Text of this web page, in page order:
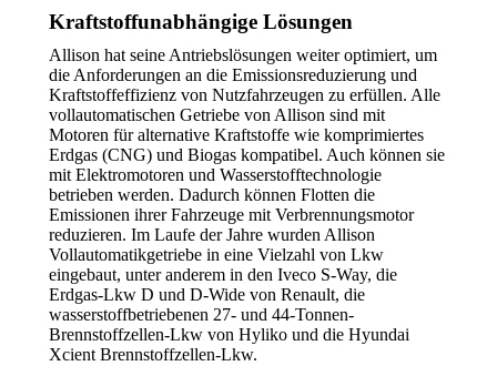
Kraftstoffunabhängige Lösungen
Allison hat seine Antriebslösungen weiter optimiert, um
die Anforderungen an die Emissionsreduzierung und
Kraftstoffeffizienz von Nutzfahrzeugen zu erfüllen. Alle
vollautomatischen Getriebe von Allison sind mit
Motoren für alternative Kraftstoffe wie komprimiertes
Erdgas (CNG) und Biogas kompatibel. Auch können sie
mit Elektromotoren und Wasserstofftechnologie
betrieben werden. Dadurch können Flotten die
Emissionen ihrer Fahrzeuge mit Verbrennungsmotor
reduzieren. Im Laufe der Jahre wurden Allison
Vollautomatikgetriebe in eine Vielzahl von Lkw
eingebaut, unter anderem in den Iveco S-Way, die
Erdgas-Lkw D und D-Wide von Renault, die
wasserstoffbetriebenen 27- und 44-Tonnen-
Brennstoffzellen-Lkw von Hyliko und die Hyundai
Xcient Brennstoffzellen-Lkw.